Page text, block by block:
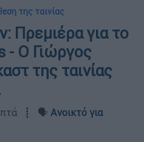
της ταινίας
Πρεμιέρα για το
- Ο Γιώργος
της ταινίας
┋ 🗣️ Ανοικτό για